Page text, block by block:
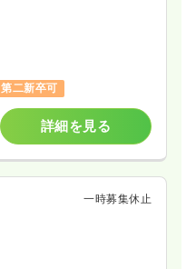
第二新卒可
詳細を見る
一時募集休止